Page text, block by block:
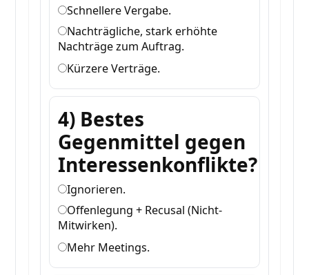
Schnellere Vergabe.
Nachträgliche, stark erhöhte
Nachträge zum Auftrag.
Kürzere Verträge.
4) Bestes
Gegenmittel gegen
Interessenkonflikte?
Ignorieren.
Offenlegung + Recusal (Nicht-
Mitwirken).
Mehr Meetings.